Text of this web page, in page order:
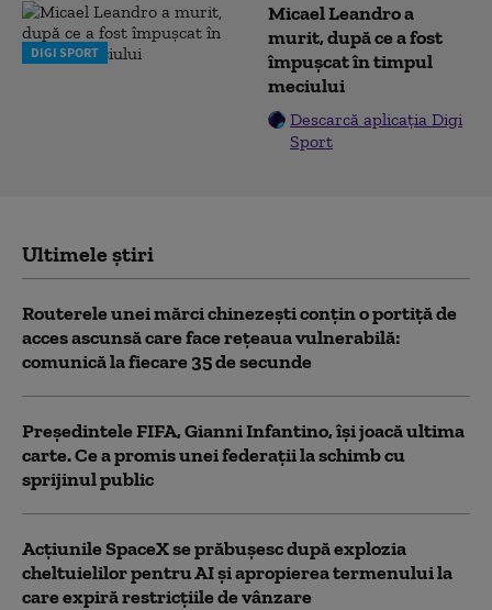
DIGI SPORT
Micael Leandro a
murit, după ce a fost
împușcat în timpul
meciului
Descarcă aplicația Digi
Sport
Ultimele știri
Routerele unei mărci chinezești conțin o portiță de
acces ascunsă care face rețeaua vulnerabilă:
comunică la fiecare 35 de secunde
Președintele FIFA, Gianni Infantino, îşi joacă ultima
carte. Ce a promis unei federații la schimb cu
sprijinul public
Acţiunile SpaceX se prăbuşesc după explozia
cheltuielilor pentru AI şi apropierea termenului la
care expiră restricţiile de vânzare